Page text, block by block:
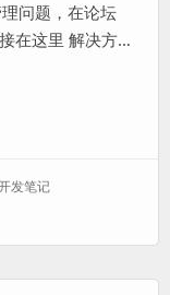
问题，在论坛
在这里 解决方…
版本之间的UI变动
发笔记